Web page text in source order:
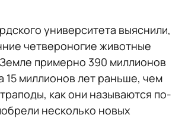
университета выяснили,
четвероногие животные
примерно 390 миллионов
15 миллионов лет раньше, чем
как они называются по-
несколько новых